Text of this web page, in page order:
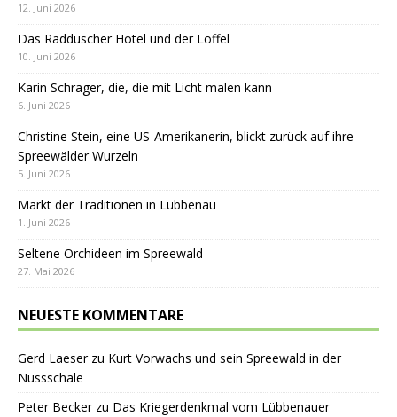
12. Juni 2026
Das Radduscher Hotel und der Löffel
10. Juni 2026
Karin Schrager, die, die mit Licht malen kann
6. Juni 2026
Christine Stein, eine US-Amerikanerin, blickt zurück auf ihre
Spreewälder Wurzeln
5. Juni 2026
Markt der Traditionen in Lübbenau
1. Juni 2026
Seltene Orchideen im Spreewald
27. Mai 2026
NEUESTE KOMMENTARE
Gerd Laeserzu Kurt Vorwachs und sein Spreewald in der
Nussschale
Peter Beckerzu Das Kriegerdenkmal vom Lübbenauer